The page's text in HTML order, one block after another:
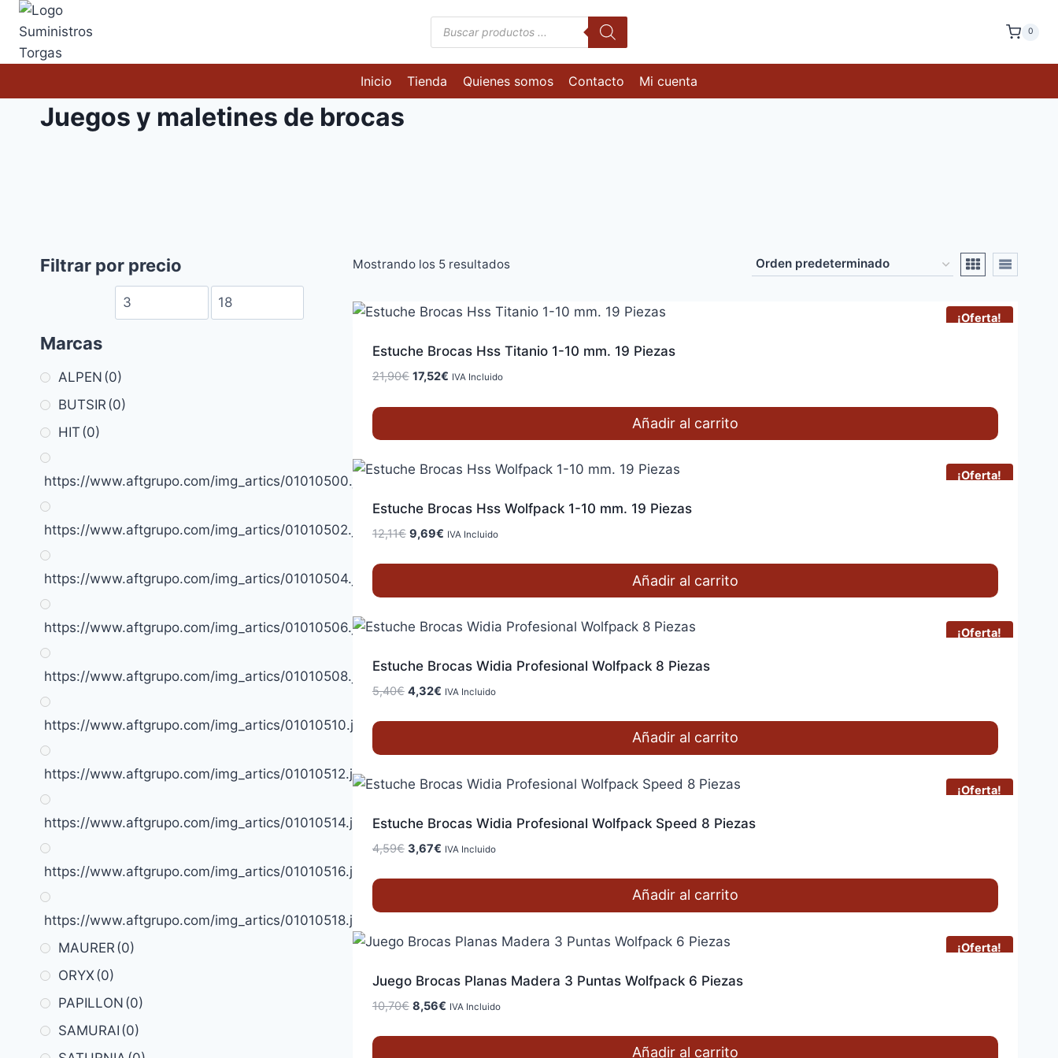
Saltar
contenido
Búsqueda
de
productos
0
Inicio Tienda Quienes somos Contacto Mi cuenta
Juegos y maletines de brocas
Mostrando los 5 resultados
¡Oferta!
Estuche Brocas Hss Titanio 1-10 mm. 19 Piezas
21,90€ El
original
17,52€El
actual
IVA Incluido
Añadir al carrito
¡Oferta!
Estuche Brocas Hss Wolfpack 1-10 mm. 19 Piezas
12,11€ El
9,69€ElIVA Incluido
Añadir al carrito
¡Oferta!
Estuche Brocas Widia Profesional Wolfpack 8 Piezas
5,40€ El
4,32€ElIVA Incluido
Añadir al carrito
¡Oferta!
Estuche Brocas Widia Profesional Wolfpack Speed 8 Piezas
4,59€ El
3,67€ElIVA Incluido
Añadir al carrito
¡Oferta!
Juego Brocas Planas Madera 3 Puntas Wolfpack 6 Piezas
10,70€ El
8,56€ElIVA Incluido
Añadir al carrito
Filtrar por precio
Marcas
ALPEN (0)
BUTSIR (0)
HIT (0)
https://www.aftgrupo.com/img_artics/01010500.jpg
https://www.aftgrupo.com/img_artics/01010502.jpg (0)
https://www.aftgrupo.com/img_artics/01010504.jpg
https://www.aftgrupo.com/img_artics/01010506.jpg (0)
https://www.aftgrupo.com/img_artics/01010508.jpg (0)
https://www.aftgrupo.com/img_artics/01010510.jpg (0)
https://www.aftgrupo.com/img_artics/01010512.jpg
https://www.aftgrupo.com/img_artics/01010514.jpg (0)
https://www.aftgrupo.com/img_artics/01010516.jpg
https://www.aftgrupo.com/img_artics/01010518.jpg
MAURER (0)
ORYX(0)
PAPILLON (0)
SAMURAI (0)